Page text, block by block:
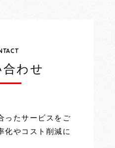
わせ
ったサービスをご
化やコスト削減に